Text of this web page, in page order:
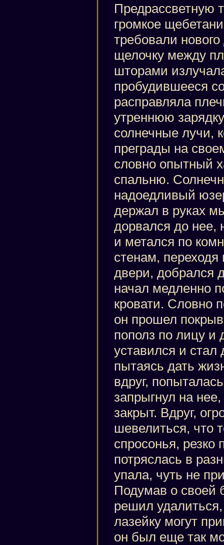
Предрассветную
громкое
требовали
щелочку между
шторами
пробудившееся
расправляла
утреннюю
солнечные лучи,
преграды на
словно опытный
спальню.
надоедливый
держал в руках
дорвался до нее,
и метался по
стенам,
двери, добрался
начал медленно
кровати. Словно
он прошел
пополз по лицу и
уставился и стал
пытаясь дать
вдруг,
запрыгнул на
закрыт. Вдруг,
шевелиться, что
спросонья, резко
потряслась в
упала, чуть не
Подумав о своей
решил удалиться,
лазейку могут
он был еще так